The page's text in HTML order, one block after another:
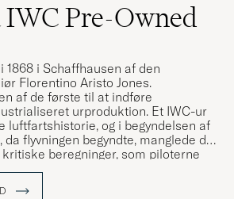
Pre-Owned
1868 i Schaffhausen af den
Florentino Aristo Jones.
af de første til at indføre
urproduktion. Et IWC-ur
luftfartshistorie, og i begyndelsen af
flyvningen begyndte, manglede der
beregninger, som piloterne